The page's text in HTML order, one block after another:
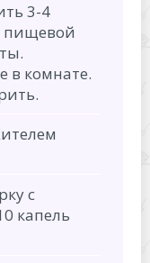
3-4
пищевой
в комнате.
с
капель